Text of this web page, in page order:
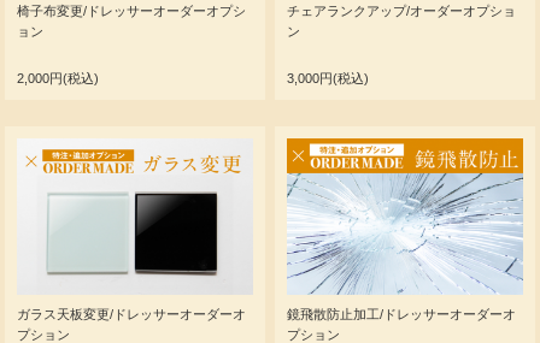
椅子布変更/ドレッサーオーダーオプシ
ョン
2,000円(税込)
チェアランクアップ/オーダーオプショ
ン
3,000円(税込)
ガラス天板変更/ドレッサーオーダーオ
プション
鏡飛散防止加工/ドレッサーオーダーオ
プション